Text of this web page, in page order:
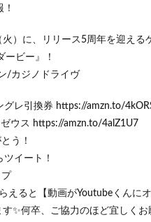
）に、リリース5周年を迎える
ービー』！
/カジノドライヴ
グレ引換券 https://amzn.to/
ウス https://amzn.to/4alZ1U7
う！
イート！
えると【動画がYoutubeくんに
✨何卒、ご協力のほど宜しくお